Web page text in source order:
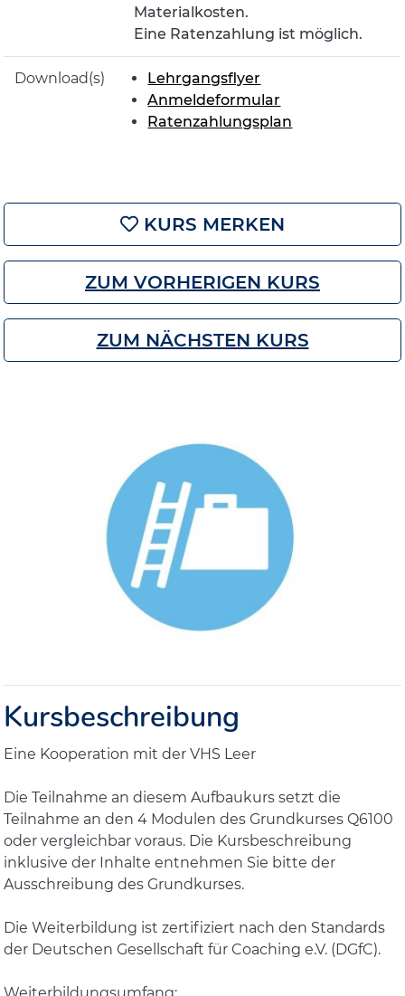
Materialkosten.
Eine Ratenzahlung ist möglich.
Download(s)
Lehrgangsflyer
Anmeldeformular
Ratenzahlungsplan
KURS MERKEN
ZUM VORHERIGEN KURS
ZUM NÄCHSTEN KURS
Kursbeschreibung
Eine Kooperation mit der VHS Leer
Die Teilnahme an diesem Aufbaukurs setzt die
Teilnahme an den 4 Modulen des Grundkurses Q6100
oder vergleichbar voraus. Die Kursbeschreibung
inklusive der Inhalte entnehmen Sie bitte der
Ausschreibung des Grundkurses.
Die Weiterbildung ist zertifiziert nach den Standards
der Deutschen Gesellschaft für Coaching e.V. (DGfC).
Weiterbildungsumfang: